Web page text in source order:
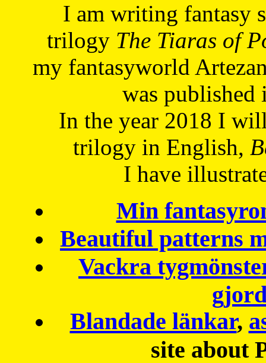
I am writing fantasy
trilogy The Tiaras of
my fantasyworld
was published
In the year 2018 I
trilogy in English,
I have
Min
Beautiful patterns
Vackra
Blandade länkar,
site about